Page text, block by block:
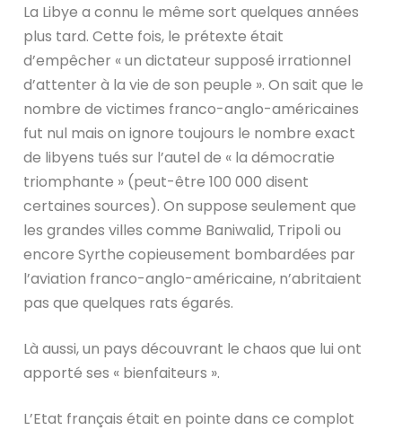
La Libye a connu le même sort quelques années
plus tard. Cette fois, le prétexte était
d’empêcher « un dictateur supposé irrationnel
d’attenter à la vie de son peuple ». On sait que le
nombre de victimes franco-anglo-américaines
fut nul mais on ignore toujours le nombre exact
de libyens tués sur l’autel de « la démocratie
triomphante » (peut-être 100 000 disent
certaines sources). On suppose seulement que
les grandes villes comme Baniwalid, Tripoli ou
encore Syrthe copieusement bombardées par
l’aviation franco-anglo-américaine, n’abritaient
pas que quelques rats égarés.
Là aussi, un pays découvrant le chaos que lui ont
apporté ses « bienfaiteurs ».
L’Etat français était en pointe dans ce complot